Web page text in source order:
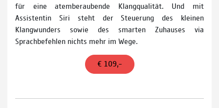
für eine atemberaubende Klangqualität. Und mit
Assistentin Siri steht der Steuerung des kleinen
Klangwunders sowie des smarten Zuhauses via
Sprachbefehlen nichts mehr im Wege.
€ 109,–